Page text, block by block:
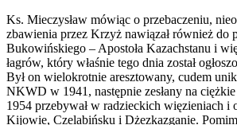
Ks. Mieczysław mówiąc o przebaczeniu,
zbawienia przez Krzyż nawiązał również do
Bukowińskiego – Apostoła Kazachstanu i
łagrów, który właśnie tego dnia został
Był on wielokrotnie aresztowany, cudem
NKWD w 1941, następnie zesłany na
1954 przebywał w radzieckich więzieniach i
Kijowie, Czelabińsku i Dżezkazganie.